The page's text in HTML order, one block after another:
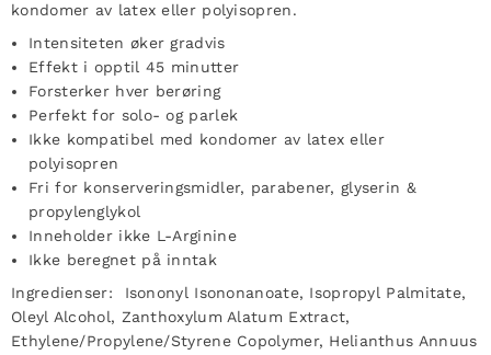
kondomer av latex eller polyisopren.
Intensiteten øker gradvis
Effekt i opptil 45 minutter
Forsterker hver berøring
Perfekt for solo- og parlek
Ikke kompatibel med kondomer av latex eller
polyisopren
Fri for konserveringsmidler, parabener, glyserin &
propylenglykol
Inneholder ikke L-Arginine
Ikke beregnet på inntak
Ingredienser: Isononyl Isononanoate, Isopropyl Palmitate,
Oleyl Alcohol, Zanthoxylum Alatum Extract,
Ethylene/Propylene/Styrene Copolymer, Helianthus Annuus